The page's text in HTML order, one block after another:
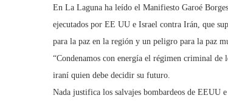
En La Laguna ha leído el Manifiesto Garoé
ejecutados por EE UU e Israel contra Irán, que
para la paz en la región y un peligro para la paz
“Condenamos con energía el régimen criminal de
iraní quien debe decidir su futuro.
Nada justifica los salvajes bombardeos de EEUU